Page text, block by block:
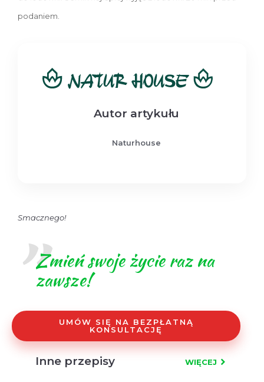
podaniem.
Autor artykułu
Naturhouse
Smacznego!
Zmień swoje życie raz na
zawsze!
UMÓW SIĘ NA BEZPŁATNĄ
KONSULTACJĘ
Inne przepisy WIĘCEJ